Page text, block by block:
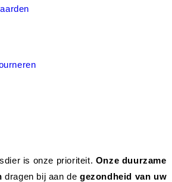
is onze prioriteit. Onze duurzame
dragen bij aan de gezondheid van uw